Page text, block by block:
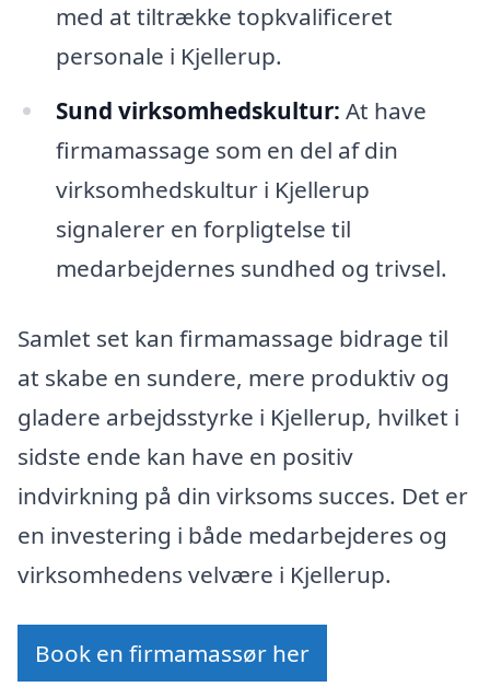
med at tiltrække topkvalificeret
personale i Kjellerup.
Sund virksomhedskultur: At have
firmamassage som en del af din
virksomhedskultur i Kjellerup
signalerer en forpligtelse til
medarbejdernes sundhed og trivsel.
Samlet set kan firmamassage bidrage til
at skabe en sundere, mere produktiv og
gladere arbejdsstyrke i Kjellerup, hvilket i
sidste ende kan have en positiv
indvirkning på din virksoms succes. Det er
en investering i både medarbejderes og
virksomhedens velvære i Kjellerup.
Book en firmamassør her